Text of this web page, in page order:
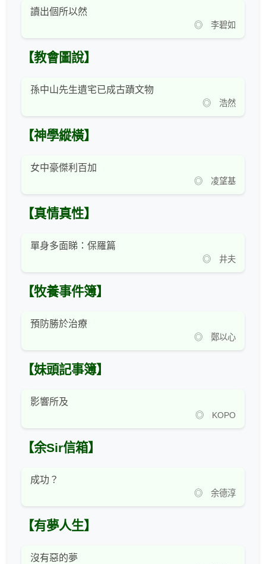
讀出個所以然
◎ 李碧如
【教會圖說】
孫中山先生遺宅已成古蹟文物
◎ 浩然
【神學縱橫】
女中豪傑利百加
◎ 凌望基
【真情真性】
單身多面睇：保羅篇
◎ 井夫
【牧養事件簿】
預防勝於治療
◎ 鄭以心
【妹頭記事簿】
影響所及
◎ KOPO
【余Sir信箱】
成功？
◎ 余德淳
【有夢人生】
沒有惡的夢